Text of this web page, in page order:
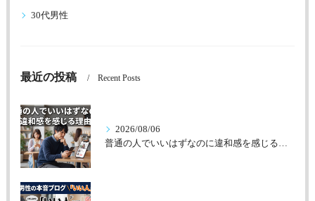
30代男性
最近の投稿 Recent Posts
2026/08/06
普通の人でいいはずなのに違和感を感じる理由